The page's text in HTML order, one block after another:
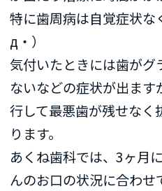
特に歯周病は自覚症状な
д・）
気付いたときには歯が
ないなどの症状が出ま
行して最悪歯が残せなく
ります。
あくね歯科では、3ヶ月
んのお口の状況に合わ